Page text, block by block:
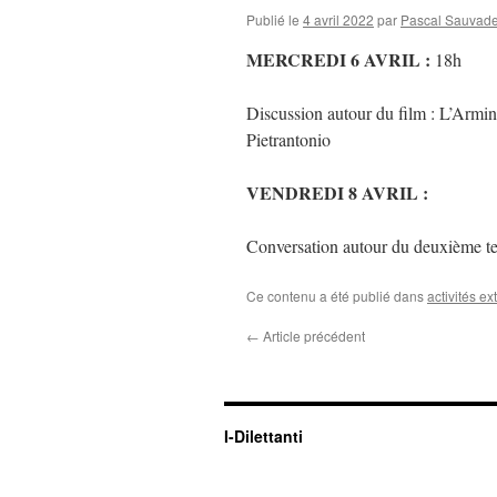
Publié le 4 avril 2022 par Pascal
MERCREDI 6 AVRIL : 18h
Discussion autour du film :
Pietrantonio
VENDREDI 8 AVRIL :
Conversation autour du deuxième
Ce contenu a été publié dansactivités
← Article précédent
I-Dilettanti